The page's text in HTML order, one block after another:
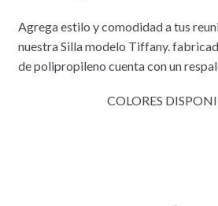
Agrega estilo y comodidad a tus
nuestra Silla modelo Tiffany.
de polipropileno cuenta con un
COLORES